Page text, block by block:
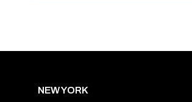
NEW YORK